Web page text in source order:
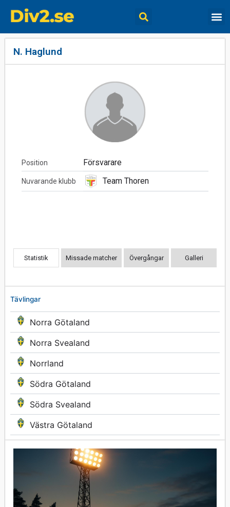
Tävlingar
Norra Götaland
Norra Svealand
Norrland
Södra Götaland
Södra Svealand
Västra Götaland
N. Haglund
Position Försvarare
Nuvarande klubb Team Thoren
Statistik Missade matcher Övergångar Galleri